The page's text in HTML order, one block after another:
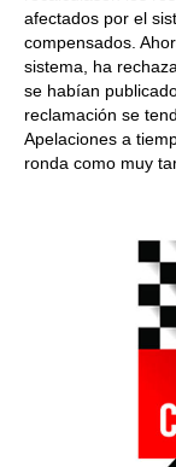
afectados por el
compensados.
sistema, ha
se habían
reclamación se
Apelaciones a
ronda como muy